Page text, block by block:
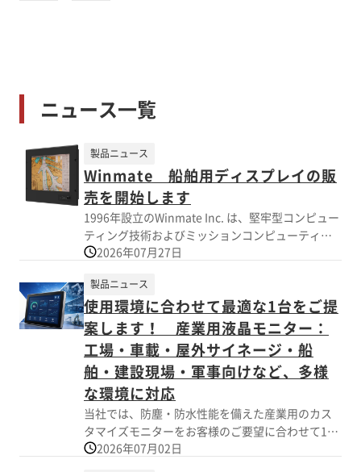
ニュース一覧
Winmate 船舶用ディスプレイの販
売を開始します
製品ニュース
1996年設立のWinmate Inc. は、堅牢型コンピュー
ティング技術およびミッションコンピューティン
グプラットフォームソリューションを提供する、
Winmateの船舶用製品は、DNVGL-CG-0339、
IEC60945、IACS E10といった海洋機器規格に適合
しながら船舶業界特有の要件を満たすように設計
されています。産業グレードの設計、高度な機
能、防衛規格への準拠を超えた厳格なテストによ
り、Winmateのマリン製品は、過酷な環境、正確
な海図表示、データ収集、さまざまな照明条件下
での見やすさなど、信頼性と耐久性に優れたソリ
ューションを提供します。航海、監視、モニタリ
ング、船舶自動化システムなど、どのようなソリ
2026年07月27日
使用環境に合わせて最適な1台をご提
案します！ 産業用液晶モニター：
工場・車載・屋外サイネージ・船
舶・建設現場・軍事向けなど、多様
な環境に対応
製品ニュース
当社では、防塵・防水性能を備えた産業用のカス
タマイズモニターをお客様のご要望に合わせて1台
から製作致します。 長年の取引によって信頼を築
2026年07月02日